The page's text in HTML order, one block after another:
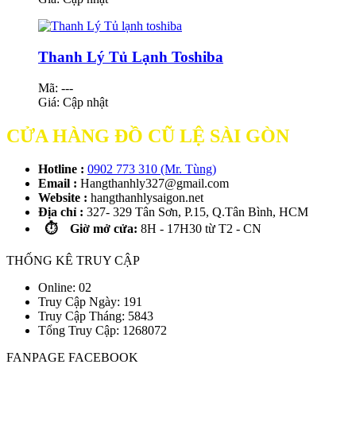
Thanh Lý Tủ Lạnh Toshiba
Mã: ---
Giá: Cập nhật
CỬA HÀNG ĐỒ CŨ LỆ SÀI GÒN
Hotline : 0902 773 310 (Mr. Tùng)
Email : Hangthanhly327@gmail.com
Website : hangthanhlysaigon.net
Địa chỉ : 327- 329 Tân Sơn, P.15, Q.Tân Bình, HCM
⏱️ Giờ mở cửa: 8H - 17H30 từ T2 - CN
THỐNG KÊ TRUY CẬP
Online: 02
Truy Cập Ngày: 191
Truy Cập Tháng: 5843
Tổng Truy Cập: 1268072
FANPAGE FACEBOOK